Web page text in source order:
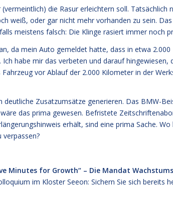
die Rasur erleichtern soll. Tatsächlich
weiß, oder gar nicht mehr vorhanden zu sein. Das
meistens falsch: Die Klinge rasiert immer noch
da mein Auto gemeldet hatte, dass in etwa
habe mir das verbeten und darauf hingewiesen,
vor Ablauf der 2.000 Kilometer in der
Zusatzumsätze generieren. Das BMW-
das prima gewesen. Befristete
erhält, sind eine prima Sache.
verpassen?
Minutes for Growth“ – Die Mandat
im Kloster Seeon: Sichern Sie sich bereits